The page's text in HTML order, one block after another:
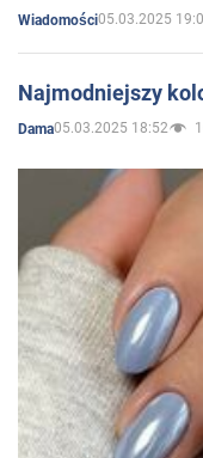
Wiadomości05.03.2025
Najmodniejszy
Dama05.03.2025 18:52